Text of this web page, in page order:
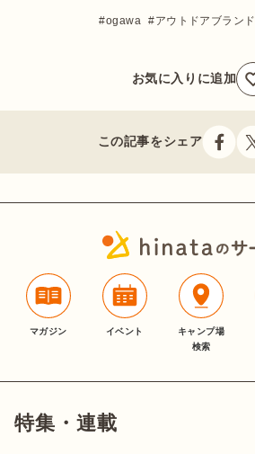
ogawa アウトドアブランド
お気に入りに追加
この記事をシェア
マガジン イベント
キャンプ場
検索
特集・連載